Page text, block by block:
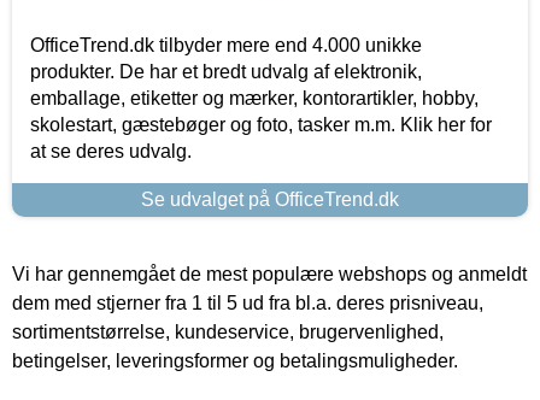
OfficeTrend.dk tilbyder mere end 4.000 unikke
produkter. De har et bredt udvalg af elektronik,
emballage, etiketter og mærker, kontorartikler, hobby,
skolestart, gæstebøger og foto, tasker m.m. Klik her for
at se deres udvalg.
Se udvalget på OfficeTrend.dk
Vi har gennemgået de mest populære webshops og anmeldt
dem med stjerner fra 1 til 5 ud fra bl.a. deres prisniveau,
sortimentstørrelse, kundeservice, brugervenlighed,
betingelser, leveringsformer og betalingsmuligheder.